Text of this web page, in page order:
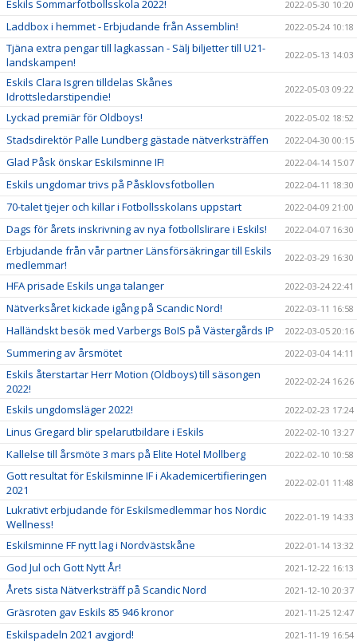
Eskils Sommarfotbollsskola 2022! 2022-05-30 10:20
Laddbox i hemmet - Erbjudande från Assemblin! 2022-05-24 10:18
Tjäna extra pengar till lagkassan - Sälj biljetter till U21-
landskampen!
2022-05-13 14:03
Eskils Clara Isgren tilldelas Skånes
Idrottsledarstipendie!
2022-05-03 09:22
Lyckad premiär för Oldboys! 2022-05-02 18:52
Stadsdirektör Palle Lundberg gästade nätverksträffen 2022-04-30 00:15
Glad Påsk önskar Eskilsminne IF! 2022-04-14 15:07
Eskils ungdomar trivs på Påsklovsfotbollen 2022-04-11 18:30
70-talet tjejer och killar i Fotbollsskolans uppstart 2022-04-09 21:00
Dags för årets inskrivning av nya fotbollslirare i Eskils! 2022-04-07 16:30
Erbjudande från vår partner Länsförsäkringar till Eskils
medlemmar!
2022-03-29 16:30
HFA prisade Eskils unga talanger 2022-03-24 22:41
Nätverksåret kickade igång på Scandic Nord! 2022-03-11 16:58
Halländskt besök med Varbergs BoIS på Västergårds IP 2022-03-05 20:16
Summering av årsmötet 2022-03-04 14:11
Eskils återstartar Herr Motion (Oldboys) till säsongen
2022!
2022-02-24 16:26
Eskils ungdomsläger 2022! 2022-02-23 17:24
Linus Gregard blir spelarutbildare i Eskils 2022-02-10 13:27
Kallelse till årsmöte 3 mars på Elite Hotel Mollberg 2022-02-10 10:58
Gott resultat för Eskilsminne IF i Akademicertifieringen
2021
2022-02-01 11:48
Lukrativt erbjudande för Eskilsmedlemmar hos Nordic
Wellness!
2022-01-19 14:33
Eskilsminne FF nytt lag i Nordvästskåne 2022-01-14 13:32
God Jul och Gott Nytt År! 2021-12-22 16:13
Årets sista Nätverksträff på Scandic Nord 2021-12-10 20:37
Gräsroten gav Eskils 85 946 kronor 2021-11-25 12:47
Eskilspadeln 2021 avgjord! 2021-11-19 16:54